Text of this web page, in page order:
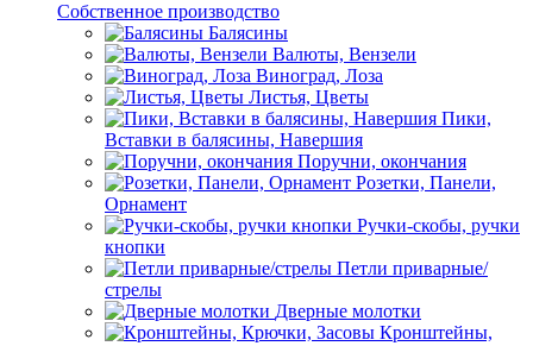
Собственное производство
Балясины
Валюты, Вензели
Виноград, Лоза
Листья, Цветы
Пики,
Вставки в балясины, Навершия
Поручни, окончания
Розетки, Панели,
Орнамент
Ручки-скобы, ручки
кнопки
Петли приварные/
стрелы
Дверные молотки
Кронштейны,